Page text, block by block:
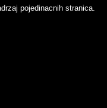
pojedinacnih stranica.